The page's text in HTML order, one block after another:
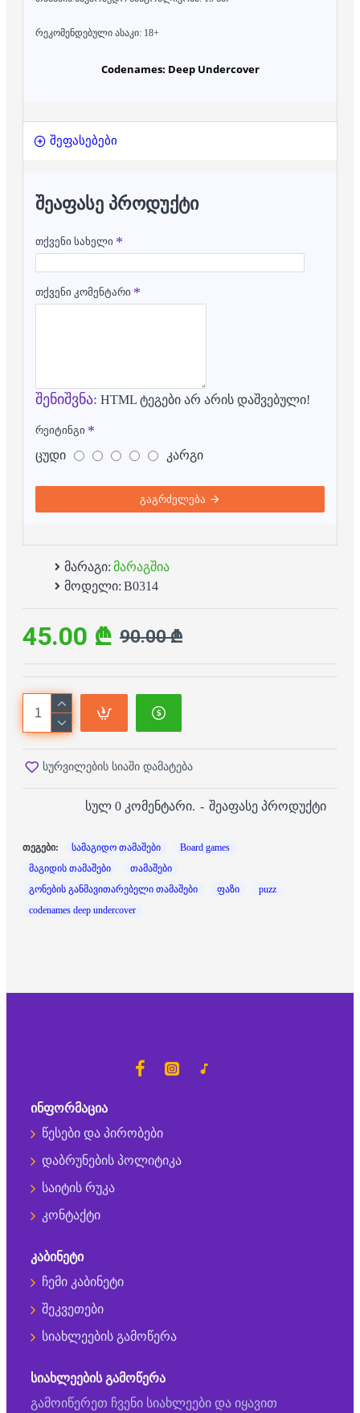
რეკომენდებული ასაკი: 18+
Codenames: Deep Undercover
შეფასებები
ᲨᲔᲐᲤᲐᲡᲔ ᲞᲠᲝᲓᲣᲥᲢᲘ
თქვენი სახელი
თქვენი კომენტარი
შენიშვნა: HTML ტეგები არ არის დაშვებული!
რეიტინგი
ცუდი კარგი
გაგრძელება
მარაგი: მარაგშია
მოდელი: B0314
სულ 0 კომენტარი. - შეაფასე პროდუქტი
45.00 ₾ 90.00 ₾
სურვილების სიაში დამატება
თეგები: სამაგიდო თამაშები
Board games
მაგიდის თამაშები
თამაშები
გონების განმავითარებელი თამაშები
ფაზი
puzz
codenames deep undercover
ᲘᲜᲤᲝᲠᲛᲐᲪᲘᲐ
წესები და პირობები
დაბრუნების პოლიტიკა
საიტის რუკა
კონტაქტი
ᲙᲐᲑᲘᲜᲔᲢᲘ
ჩემი კაბინეტი
შეკვეთები
სიახლეების გამოწერა
ᲡᲘᲐᲮᲚᲔᲔᲑᲘᲡ ᲒᲐᲛᲝᲬᲔᲠᲐ
გამოიწერეთ ჩვენი სიახლეები და იყავით